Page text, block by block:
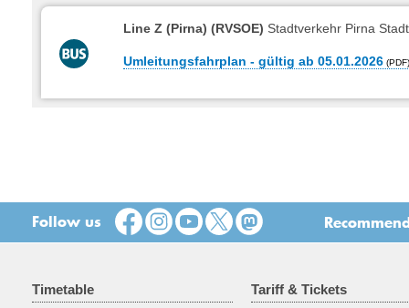
Line Z (Pirna) (RVSOE) Stadtverkehr Pirna
Umleitungsfahrplan - gültig ab 05.01.2026
Follow us
Timetable Tariff & Tickets